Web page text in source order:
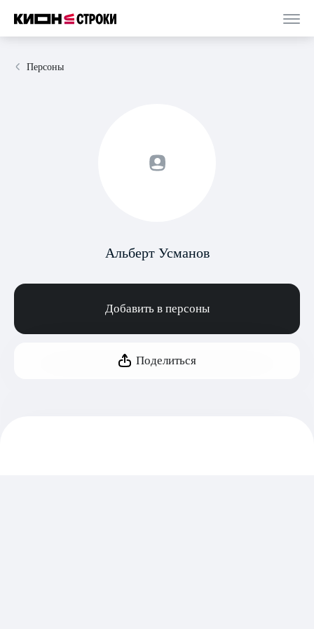
Персоны
Альберт Усманов
Добавить в персоны
Поделиться